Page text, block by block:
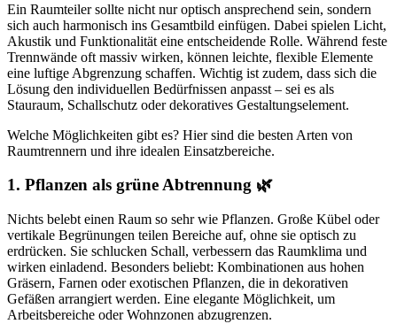
Ein Raumteiler sollte nicht nur optisch ansprechend sein, sondern
sich auch harmonisch ins Gesamtbild einfügen. Dabei spielen Licht,
Akustik und Funktionalität eine entscheidende Rolle. Während feste
Trennwände oft massiv wirken, können leichte, flexible Elemente
eine luftige Abgrenzung schaffen. Wichtig ist zudem, dass sich die
Lösung den individuellen Bedürfnissen anpasst – sei es als
Stauraum, Schallschutz oder dekoratives Gestaltungselement.
Welche Möglichkeiten gibt es? Hier sind die besten Arten von
Raumtrennern und ihre idealen Einsatzbereiche.
1. Pflanzen als grüne Abtrennung 🌿
Nichts belebt einen Raum so sehr wie Pflanzen. Große Kübel oder
vertikale Begrünungen teilen Bereiche auf, ohne sie optisch zu
erdrücken. Sie schlucken Schall, verbessern das Raumklima und
wirken einladend. Besonders beliebt: Kombinationen aus hohen
Gräsern, Farnen oder exotischen Pflanzen, die in dekorativen
Gefäßen arrangiert werden. Eine elegante Möglichkeit, um
Arbeitsbereiche oder Wohnzonen abzugrenzen.